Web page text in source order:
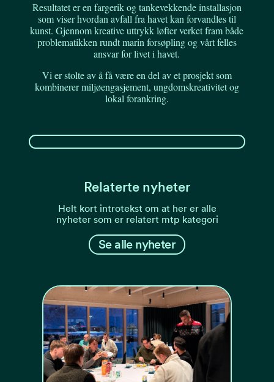
Resultatet er en fargerik og tankevekkende installasjon
som viser hvordan avfall fra havet kan forvandles til
kunst. Gjennom kreative uttrykk løfter verket fram både
problematikken rundt marin forsøpling og vårt felles
ansvar for livet i havet.
Vi er stolte av å få være en del av et prosjekt som
kombinerer miljøengasjement, ungdomskreativitet og
lokal forankring.
Relaterte nyheter
Helt kort introtekst om at her er alle
nyheter som er relatert mtp kategori
Se alle nyheter